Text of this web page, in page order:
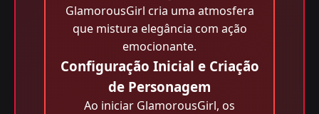
GlamorousGirl cria uma atmosfera
que mistura elegância com ação
emocionante.
Configuração Inicial e Criação
de Personagem
Ao iniciar GlamorousGirl, os